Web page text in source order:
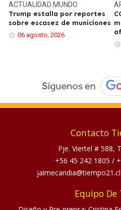
ACTUALIDAD MUNDO
Trump estalla por reportes
sobre escasez de municiones
06 agosto, 2026
Contacto
Pje. Viertel # 588,
+56 45 242 1805 /
Equipo De